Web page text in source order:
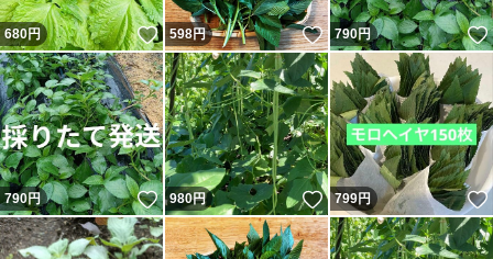
680円 いいね！
598円 いいね！
790円
790円 いいね！
980円 いいね！
799円